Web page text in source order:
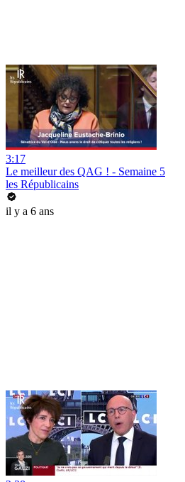
3:17
Le meilleur des QAG ! - Semaine 5
les Républicains
il y a 6 ans